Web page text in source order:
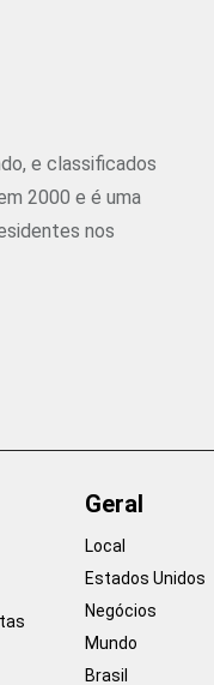
e classificados
2000 e é uma
nos
Geral
Local
Estados Unidos
Negócios
Mundo
Brasil